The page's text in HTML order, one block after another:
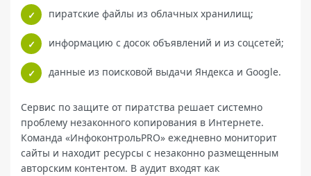
пиратские файлы из облачных хранилищ;
информацию с досок объявлений и из соцсетей;
данные из поисковой выдачи Яндекса и Google.
Сервис по защите от пиратства решает системно
проблему незаконного копирования в Интернете.
Команда «ИнфоконтрольPRO» ежедневно мониторит
сайты и находит ресурсы с незаконно размещенным
авторским контентом. В аудит входят как